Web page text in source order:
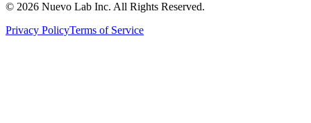
© 2026 Nuevo Lab Inc. All Rights Reserved.
Privacy PolicyTerms of Service